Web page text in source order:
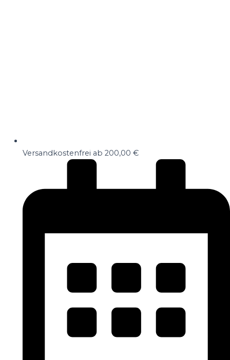
Versandkostenfrei ab 200,00 €